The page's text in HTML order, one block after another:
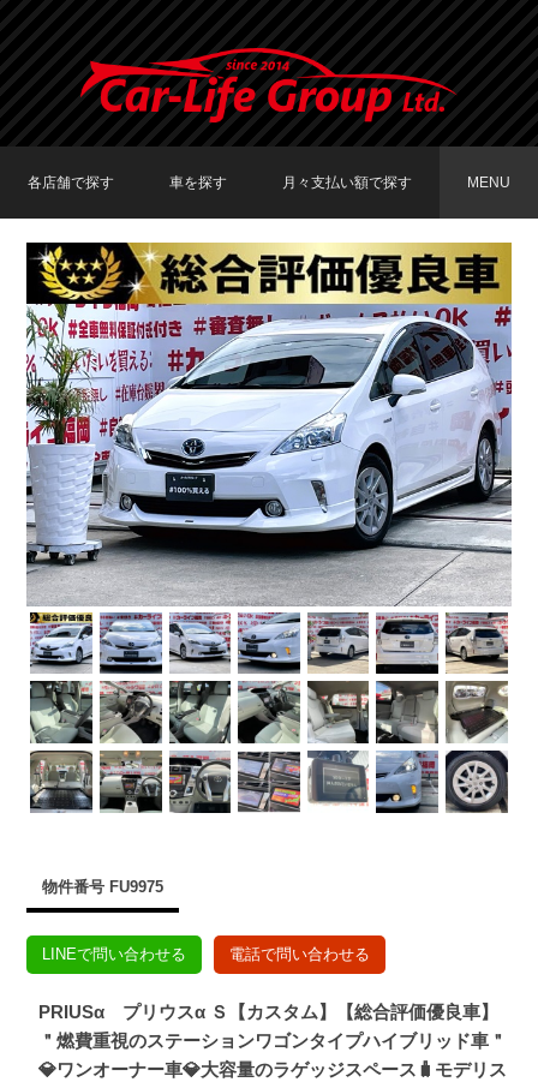
各店舗で探す
TOKYO店在庫車両
大阪店在庫車両
福岡店在庫車両
車を探す
車種で探す
メーカーで探す
月々支払い額で探す
〜19,999円
20,000円〜29,999円
30,000円〜39,999円
40,000円〜49,999円
50,000円〜
MENU
物件番号 FU9975
LINEで問い合わせる 電話で問い合わせる
PRIUSα プリウスα Ｓ【カスタム】【総合評価優良車】
＂燃費重視のステーションワゴンタイプハイブリッド車＂
💎ワンオーナー車💎大容量のラゲッジスペース🧳モデリス